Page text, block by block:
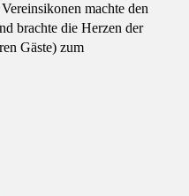
machte den
brachte die Herzen der
Gäste) zum